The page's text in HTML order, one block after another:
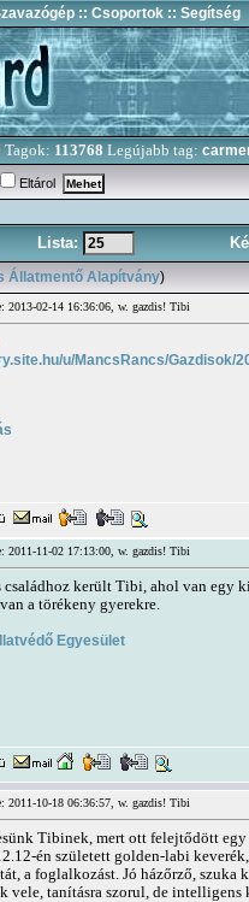
:: Csoportok :: Segítség
Tagok: 113768 Legújabb tag:
Eltárol
Lista:
Állatmentő Alapítvány)
2013-02-14 16:36:06, w. gazdis! Tibi
u/MancsRancs/Gazdisok/
2011-11-02 17:13:00, w. gazdis! Tibi
családhoz került Tibi, ahol van egy
a törékeny gyerekre.
Egyesület
2011-10-18 06:36:57, w. gazdis! Tibi
Tibinek, mert ott felejtődött
én született golden-labi
a foglalkozást. Jó házőrző, szuka
vele, tanításra szorul, de intelligens